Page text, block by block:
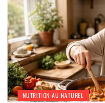
NUTRITION AU NATUREL